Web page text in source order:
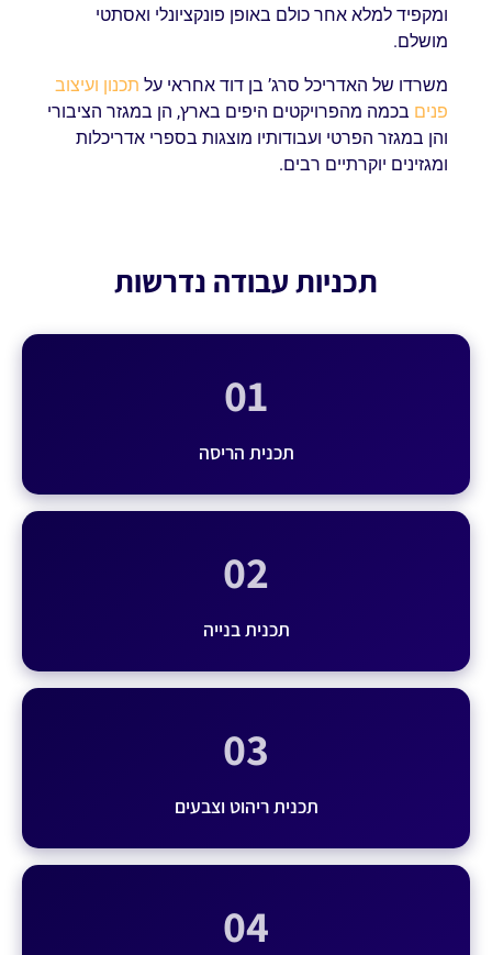
ומקפיד למלא אחר כולם באופן פונקציונלי ואסתטי
מושלם.
משרדו של האדריכל סרג’ בן דוד אחראי על תכנון ועיצוב
פנים בכמה מהפרויקטים היפים בארץ, הן במגזר הציבורי
והן במגזר הפרטי ועבודותיו מוצגות בספרי אדריכלות
ומגזינים יוקרתיים רבים.
תכניות עבודה נדרשות
01
תכנית הריסה
02
תכנית בנייה
03
תכנית ריהוט וצבעים
04